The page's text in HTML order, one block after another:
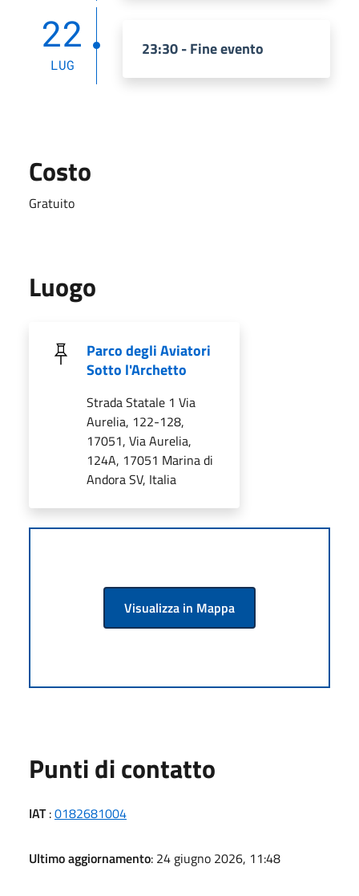
22
LUG
23:30 - Fine evento
Costo
Gratuito
Luogo
Parco degli Aviatori
Sotto l'Archetto
Strada Statale 1 Via
Aurelia, 122-128,
17051, Via Aurelia,
124A, 17051 Marina di
Andora SV, Italia
Visualizza in Mappa
Punti di contatto
IAT:0182681004
Ultimo aggiornamento: 24 giugno 2026, 11:48